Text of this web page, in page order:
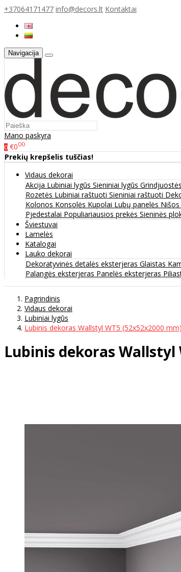
+37064171477 info@decors.lt Kontaktai
Navigacija
Mano paskyra
0 €000
Prekių krepšelis tuščias!
Vidaus dekorai
Akcija Lubiniai lygūs Sieniniai lygūs Grindjuostės
Rozetės Lubiniai raštuoti Sieniniai raštuoti
Kolonos Konsolės Kupolai Lubų panelės Nišos
Pjedestalai Populiariausios prekės Sieninės
Šviestuvai
Lamelės
Katalogai
Lauko dekorai
Dekoratyvinės detalės eksterjeras Glaistas
Palangės eksterjeras Panelės eksterjeras
Pagrindinis
Vidaus dekorai
Lubiniai lygūs
Lubinis dekoras Wallstyl WT5 (52x52x2000 mm)
Lubinis dekoras Wallstyl